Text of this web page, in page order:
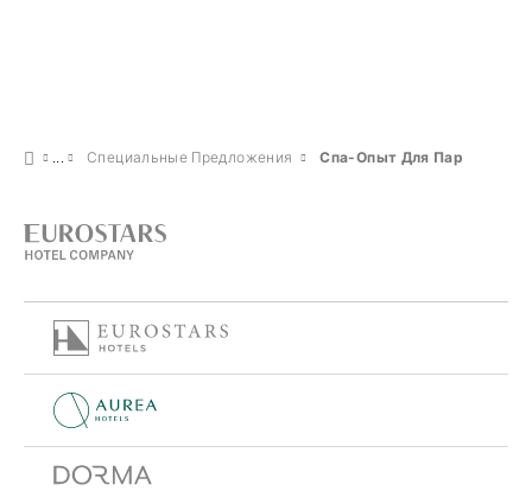
Специальные Предложения Спа-Опыт Для Пар